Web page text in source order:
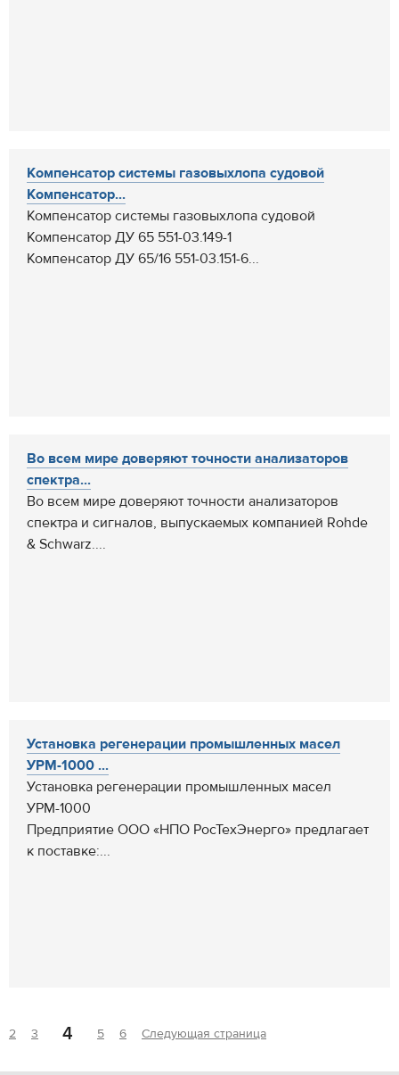
Компенсатор системы газовыхлопа судовой
Компенсатор...
Компенсатор системы газовыхлопа судовой
Компенсатор ДУ 65 551-03.149-1
Компенсатор ДУ 65/16 551-03.151-6...
Во всем мире доверяют точности анализаторов
спектра...
Во всем мире доверяют точности анализаторов
спектра и сигналов, выпускаемых компанией Rohde
& Schwarz....
Установка регенерации промышленных масел
УРМ-1000 ...
Установка регенерации промышленных масел
УРМ-1000
Предприятие ООО «НПО РосТехЭнерго» предлагает
к поставке:...
2 3 4 5 6 Следующая страница